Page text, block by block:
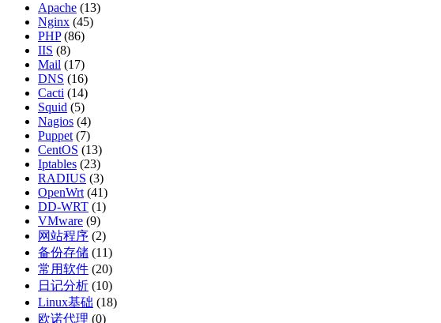
Apache (13)
Nginx (45)
PHP(86)
IIS (8)
Mail (17)
DNS (16)
Cacti (14)
Squid (5)
Nagios (4)
Puppet (7)
CentOS (13)
Iptables (23)
RADIUS (3)
OpenWrt (41)
DD-WRT (1)
VMware (9)
网站程序 (2)
备份存储 (11)
常用软件 (20)
日记分析 (10)
Linux基础 (18)
欧诺代理 (0)